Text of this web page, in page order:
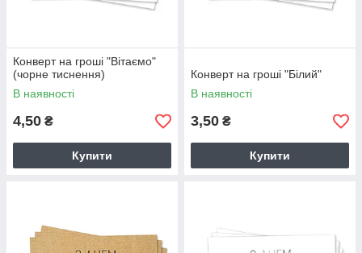
Конверт на гроші "Вітаємо"
(чорне тиснення)
В наявності
4,50 ₴
Купити
Конверт на гроші "Білий"
В наявності
3,50 ₴
Купити